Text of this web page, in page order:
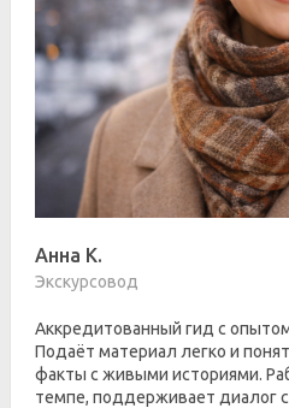
Анна К.
Экскурсовод
Аккредитованный гид с
Подаёт материал легко и
факты с живыми историями.
темпе, поддерживает диалог с